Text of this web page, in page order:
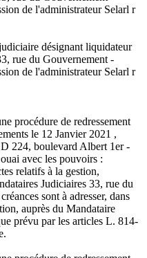
de l'administrateur Selarl r
désignant liquidateur
rue du Gouvernement -
de l'administrateur Selarl r
procédure de redressement
le 12 Janvier 2021 ,
224, boulevard Albert 1er -
avec les pouvoirs :
relatifs à la gestion,
Judiciaires 33, rue du
sont à adresser, dans
auprès du Mandataire
prévu par les articles L. 814-